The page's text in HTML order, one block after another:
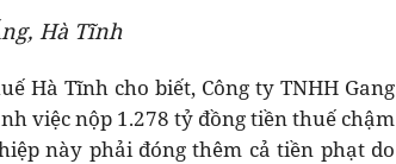
Hà Tĩnh
Hà Tĩnh cho biết, Công ty TNHH Gang
việc nộp 1.278 tỷ đồng tiền thuế chậm
này phải đóng thêm cả tiền phạt do